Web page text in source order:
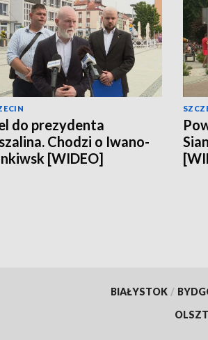
do prezydenta
Chodzi o Iwano-
[WIDEO]
BIAŁYSTOK /